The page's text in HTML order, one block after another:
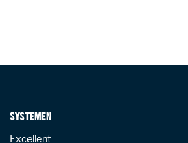
SYSTEMEN
Excellent